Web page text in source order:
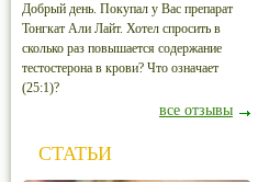
Добрый день. Покупал у Вас препарат
Тонгкат Али Лайт. Хотел спросить в
сколько раз повышается содержание
тестостерона в крови? Что означает
(25:1)?
все отзывы
СТАТЬИ